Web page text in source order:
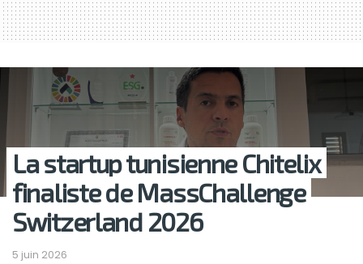
La startup tunisienne Chitelix
finaliste de MassChallenge
Switzerland 2026
5 juin 2026